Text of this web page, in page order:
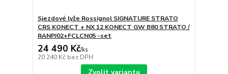
Sjezdové lyže Rossignol SIGNATURE STRATO
CRS KONECT + NX 12 KONECT GW B80 STRATO /
RANPJ02+FCLCN05 -set
24 490 Kč/ks
20 240 Kč bez DPH